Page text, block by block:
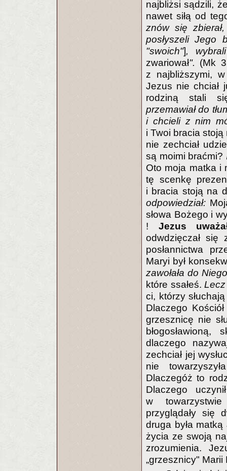
najbliżsi sądzili,
nawet siłą od
znów się
posłyszeli Jego
"swoich"],
zwariował". (Mk
z najbliższymi,
Jezus nie chciał
rodziną stali
przemawiał do
i chcieli z nim
i Twoi bracia
nie zechciał
są moimi braćmi?
Oto moja matka i
tę scenkę
i bracia stoją na
odpowiedział:
słowa Bożego i
! Jezus
odwdzięczał się
posłannictwa
Maryi był
zawołała do
które ssałeś.
ci, którzy
Dlaczego
grzesznicę nie
błogosławioną,
dlaczego
zechciał jej
nie
Dlaczegóż to
Dlaczego
w
przyglądały się
druga była
życia ze swoją
zrozumienia.
„grzesznicy"